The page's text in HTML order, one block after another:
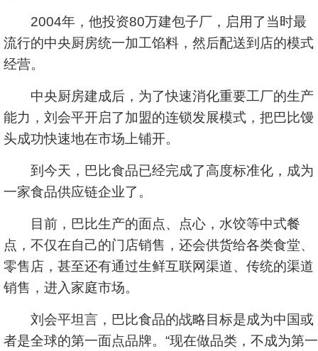
2004年，他投资80万建包子厂，启用了当时最
流行的中央厨房统一加工馅料，然后配送到店的模式
经营。
中央厨房建成后，为了快速消化重要工厂的生产
能力，刘会平开启了加盟的连锁发展模式，把巴比馒
头成功快速地在市场上铺开。
到今天，巴比食品已经完成了高度标准化，成为
一家食品供应链企业了。
目前，巴比生产的面点、点心，水饺等中式餐
点，不仅在自己的门店销售，还会供货给各类食堂、
零售店，甚至还有通过生鲜互联网渠道、传统的渠道
销售，进入家庭市场。
刘会平坦言，巴比食品的战略目标是成为中国或
者是全球的第一面点品牌。“现在做品类，不成为第一